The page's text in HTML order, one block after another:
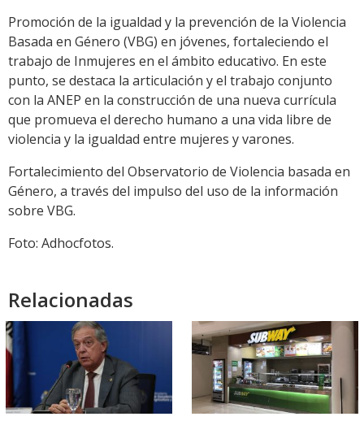
Promoción de la igualdad y la prevención de la Violencia
Basada en Género (VBG) en jóvenes, fortaleciendo el
trabajo de Inmujeres en el ámbito educativo. En este
punto, se destaca la articulación y el trabajo conjunto
con la ANEP en la construcción de una nueva currícula
que promueva el derecho humano a una vida libre de
violencia y la igualdad entre mujeres y varones.
Fortalecimiento del Observatorio de Violencia basada en
Género, a través del impulso del uso de la información
sobre VBG.
Foto: Adhocfotos.
Relacionadas